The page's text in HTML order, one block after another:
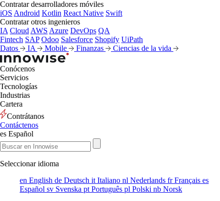
Contratar desarrolladores móviles
iOS Android Kotlin React Native Swift
Contratar otros ingenieros
IA Cloud AWS Azure DevOps QA
Fintech SAP Odoo Salesforce Shopify UiPath
Datos
IA Mobile Finanzas Ciencias de la vida
Conócenos
Servicios
Tecnologías
Industrias
Cartera
Contrátanos
Contáctenos
es Español
Seleccionar idioma
en English de Deutsch it Italiano nl Nederlands frFrançais es
Español sv Svenska pt Português pl Polski nb Norsk